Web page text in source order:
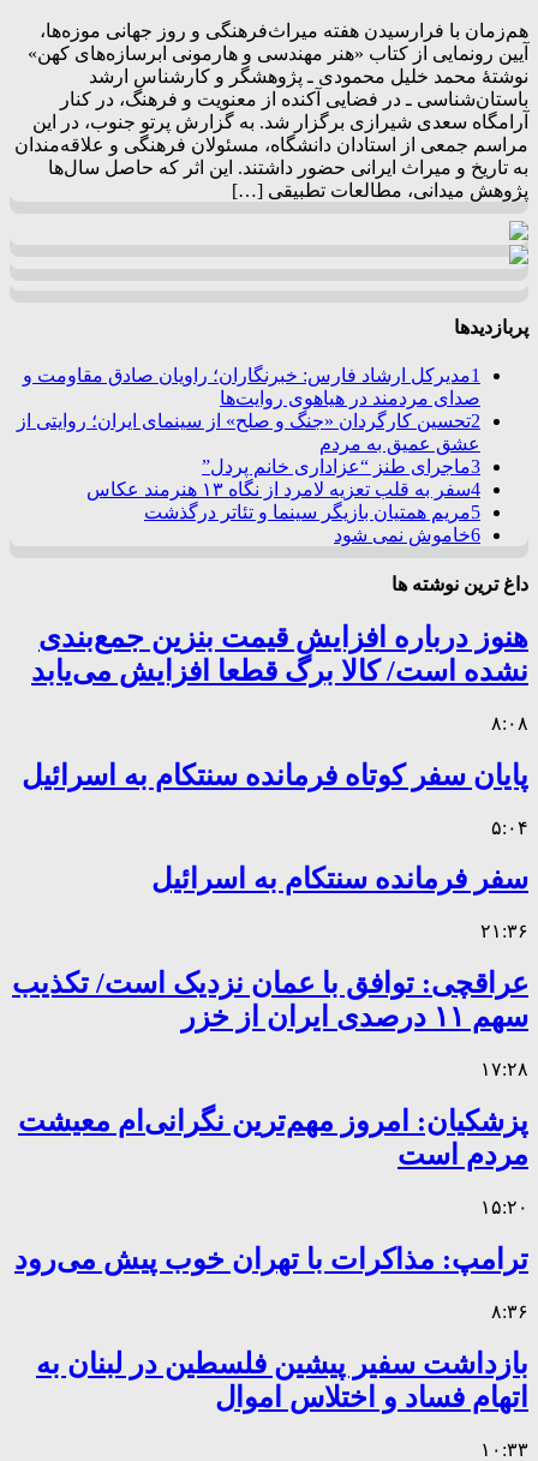
هم‌زمان با فرارسیدن هفته میراث‌فرهنگی و روز جهانی موزه‌ها،
آیین رونمایی از کتاب «هنر مهندسی و هارمونی ابرسازه‌های کهن»
نوشتهٔ محمد خلیل محمودی ـ پژوهشگر و کارشناس ارشد
باستان‌شناسی ـ در فضایی آکنده از معنویت و فرهنگ، در کنار
آرامگاه سعدی شیرازی برگزار شد. به گزارش پرتو جنوب، در این
مراسم جمعی از استادان دانشگاه، مسئولان فرهنگی و علاقه‌مندان
به تاریخ و میراث ایرانی حضور داشتند. این اثر که حاصل سال‌ها
پژوهش میدانی، مطالعات تطبیقی […]
پربازدیدها
1مدیرکل ارشاد فارس: خبرنگاران؛ راویان صادق مقاومت و
صدای مردمند در هیاهوی روایت‌ها
2تحسین کارگردان «جنگ و صلح» از سینمای ایران؛ روایتی از
عشق عمیق به مردم
3ماجرای طنز “عزاداری خانم پردل”
4سفر به قلب تعزیه لامرد از نگاه ۱۳ هنرمند عکاس
5مریم همتیان بازیگر سینما و تئاتر درگذشت
6خاموش نمی شود
داغ ترین نوشته ها
هنوز درباره افزایش قیمت بنزین جمع‌بندی
نشده است/ کالا برگ قطعا افزایش می‌یابد
۸:۰۸
پایان سفر کوتاه فرمانده سنتکام به اسرائیل
۵:۰۴
سفر فرمانده سنتکام به اسرائیل
۲۱:۳۶
عراقچی: توافق با عمان نزدیک است/ تکذیب
سهم ۱۱ درصدی ایران از خزر
۱۷:۲۸
پزشکیان: امروز مهم‌ترین نگرانی‌ام معیشت
مردم است
۱۵:۲۰
ترامپ: مذاکرات با تهران خوب پیش می‌رود
۸:۳۶
بازداشت سفیر پیشین فلسطین در لبنان به
اتهام فساد و اختلاس اموال
۱۰:۳۳